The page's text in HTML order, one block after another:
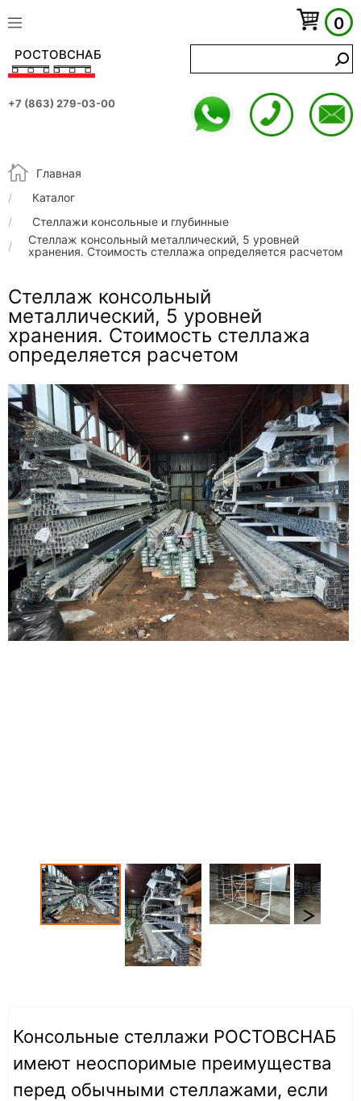
0
РОСТОВСНАБ
+7 (863) 279-03-00
Строка навигации
Главная
Каталог
Стеллажи консольные и глубинные
Стеллаж консольный металлический, 5 уровней
хранения. Стоимость стеллажа определяется расчетом
Стеллаж консольный
металлический, 5 уровней
хранения. Стоимость стеллажа
определяется расчетом
Консольные стеллажи РОСТОВСНАБ
имеют неоспоримые преимущества
перед обычными стеллажами, если